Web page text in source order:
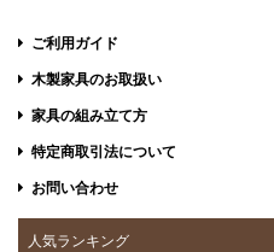
ご利用ガイド
木製家具のお取扱い
家具の組み立て方
特定商取引法について
お問い合わせ
人気ランキング